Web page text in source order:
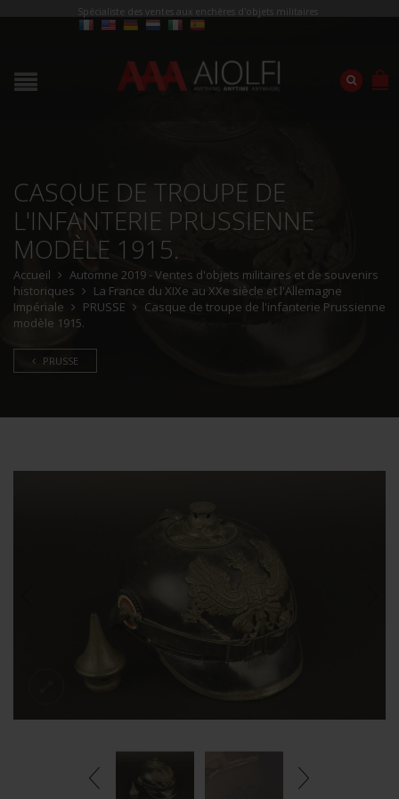
Spécialiste des ventes aux enchères d'objets militaires
CASQUE DE TROUPE DE
L'INFANTERIE PRUSSIENNE
MODÈLE 1915.
Accueil
Automne 2019 - Ventes d'objets militaires et de souvenirs
historiques
La France du XIXe au XXe siècle et l'Allemagne
Impériale
PRUSSE
Casque de troupe de l'infanterie Prussienne
modèle 1915.
PRUSSE